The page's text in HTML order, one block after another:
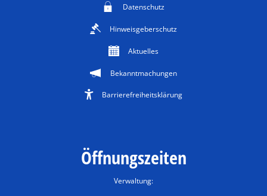
Datenschutz
Hinweisgeberschutz
Aktuelles
Bekanntmachungen
Barrierefreiheitsklärung
Öffnungszeiten
Verwaltung: